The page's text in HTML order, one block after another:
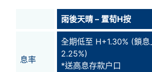
雨後天晴 – 置荀H按
息率
全期低至 H+1.30% (鎖息
2.25%)
*送高息存款户口